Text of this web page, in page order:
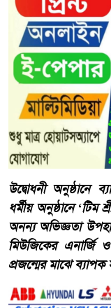
​উদ্বোধনী অনুষ্ঠানে
ধর্মীয় অনুষ্ঠানে
অনন্য অভিজ্ঞতা
মিউজিকের
প্রজন্মের মাঝে